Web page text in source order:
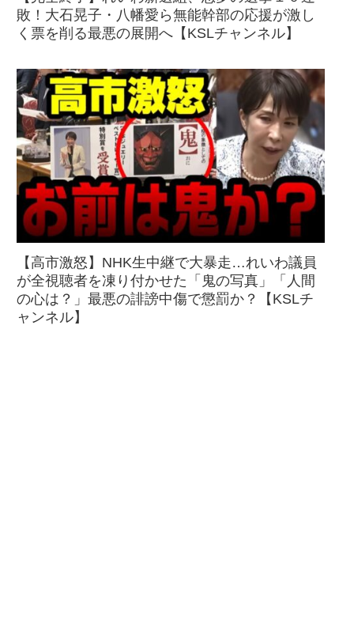
敗！大石晃子・八幡愛ら無能幹部の応援が激し
く票を削る最悪の展開へ【KSLチャンネル】
【高市激怒】NHK生中継で大暴走…れいわ議員
が全視聴者を凍り付かせた「鬼の写真」「人間
の心は？」最悪の誹謗中傷で懲罰か？【KSLチ
ャンネル】